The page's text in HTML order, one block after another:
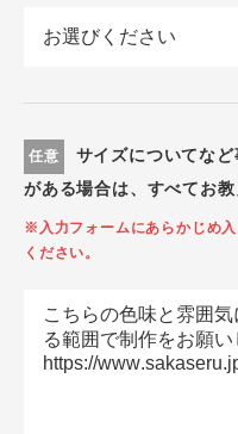
任意
サイズについてな
がある場合は、すべてお教
※入力フォームにあらかじめ
ください。